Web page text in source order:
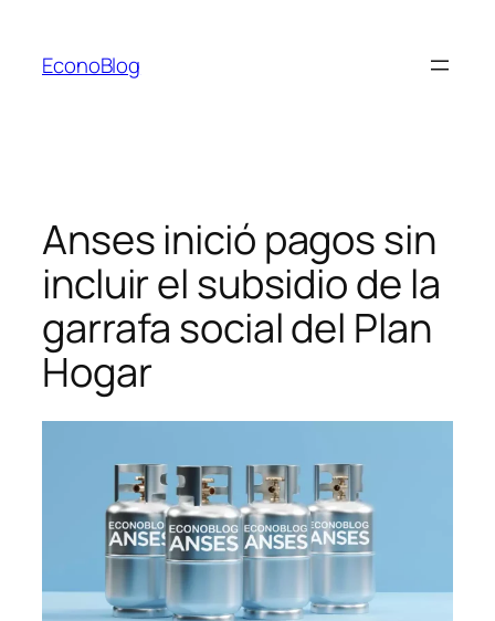
contenido
EconoBlog
Anses inició pagos sin
incluir el subsidio de la
garrafa social del Plan
Hogar